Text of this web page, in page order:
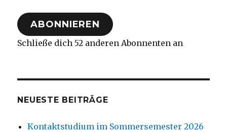
Adresse
ABONNIEREN
Schließe dich 52 anderen Abonnenten an
NEUESTE BEITRÄGE
Kontaktstudium im Sommersemester 2026